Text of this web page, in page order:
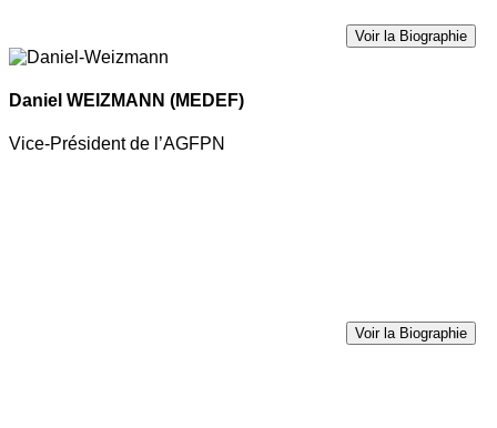
Voir la Biographie
Daniel WEIZMANN (MEDEF)
Vice-Président de l’AGFPN
Voir la Biographie